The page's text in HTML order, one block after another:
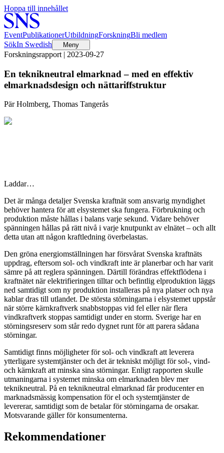
Hoppa till innehållet
EventPublikationerUtbildningForskningBli medlem
SökIn Swedish Meny
Forskningsrapport | 2023-09-27
En teknikneutral elmarknad – med en effektiv
elmarknadsdesign och nättariffstruktur
Pär Holmberg, Thomas Tangerås
Laddar…
Det är många detaljer Svenska kraftnät som ansvarig myndighet
behöver hantera för att elsystemet ska fungera. Förbrukning och
produktion måste hållas i balans varje sekund. Vidare behöver
spänningen hållas på rätt nivå i varje knutpunkt av elnätet – och allt
detta utan att någon kraftledning överbelastas.
Den gröna energiomställningen har försvårat Svenska kraftnäts
uppdrag, eftersom sol- och vindkraft inte är planerbar och har varit
sämre på att reglera spänningen. Därtill förändras effektflödena i
kraftnätet när elektrifieringen tilltar och befintlig elproduktion läggs
ned samtidigt som ny produktion installeras på nya platser och nya
kablar dras till utlandet. De största störningarna i elsystemet uppstår
när större kärnkraftverk snabbstoppas vid fel eller när flera
vindkraftverk stoppas samtidigt under en storm. Sverige har en
störningsreserv som står redo dygnet runt för att parera sådana
störningar.
Samtidigt finns möjligheter för sol- och vindkraft att leverera
ytterligare systemtjänster och det är tekniskt möjligt för sol-, vind-
och kärnkraft att minska sina störningar. Enligt rapporten skulle
utmaningarna i systemet minska om elmarknaden blev mer
teknikneutral. På en teknikneutral elmarknad får producenter en
marknadsmässig kompensation för el och systemtjänster de
levererar, samtidigt som de betalar för störningarna de orsakar.
Motsvarande gäller för konsumenterna.
Rekommendationer